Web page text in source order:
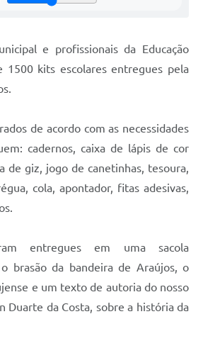
e profissionais da Educação
1500 kits escolares entregues pela
de acordo com as necessidades
cadernos, caixa de lápis de cor
de giz, jogo de canetinhas, tesoura,
cola, apontador, fitas adesivas,
entregues em uma sacola
brasão da bandeira de Araújos, o
e um texto de autoria do nosso
Duarte da Costa, sobre a história da